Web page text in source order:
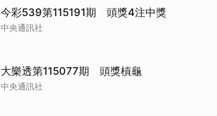
今彩539第115191期 頭獎4注中獎
中央通訊社
大樂透第115077期 頭獎槓龜
中央通訊社